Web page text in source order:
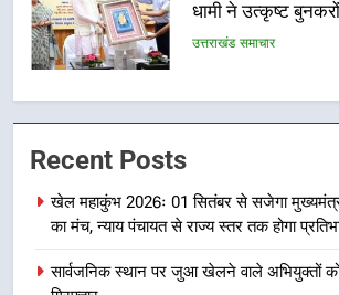
फेरबदल, नई
का गठन
उत्तराखंड समाचार
7
भर्ती
उत्तराखंड समाचार
दिल्ली-देहरादून
Recent Posts
खेल महाकुंभ 2026ः 01 सितंबर से सजेगा मुख्यमंत्री
का मंच, न्याय पंचायत से राज्य स्तर तक होगा
सार्वजनिक स्थान पर जुआ खेलने वाले अभियुक्तों